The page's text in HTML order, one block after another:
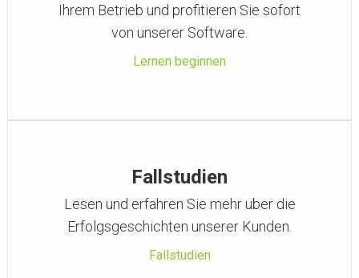
Ihrem Betrieb und profitieren Sie sofort
von unserer Software.
Lernen beginnen
Fallstudien
Lesen und erfahren Sie mehr uber die
Erfolgsgeschichten unserer Kunden.
Fallstudien